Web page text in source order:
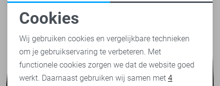
Noodzakelijke cookies
Personalisatie cookies
Analytische cookies
Cookies
Wij gebruiken cookies en vergelijkbare technieken
om je gebruikservaring te verbeteren. Met
functionele cookies zorgen we dat de website goed
werkt. Daarnaast gebruiken wij samen met 4